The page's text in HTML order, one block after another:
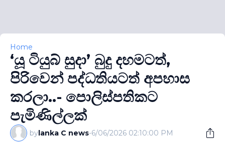
Home
‘යූ ටියුබ් සුදා’ බුදු දහමටත්,
පිරිවෙන් පද්ධතියටත් අපහාස
කරලා..- පොලිස්පතිකට
පැමිණිල්ලක්
bylanka C news-6/06/2026 02:10:00 PM